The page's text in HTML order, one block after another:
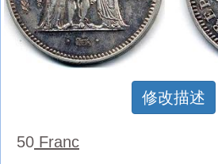
修改描述
50 Franc